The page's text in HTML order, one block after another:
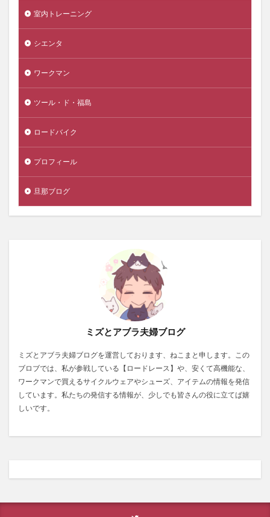
室内トレーニング
シエンタ
ワークマン
ツール・ド・福島
ロードバイク
プロフィール
旦那ブログ
ミズとアブラ夫婦ブログ
ミズとアブラ夫婦ブログを運営しております、ねこまと申します。この
ブロブでは、私が参戦している【ロードレース】や、安くて高機能な、
ワークマンで買えるサイクルウェアやシューズ、アイテムの情報を発信
しています。私たちの発信する情報が、少しでも皆さんの役に立てば嬉
しいです。